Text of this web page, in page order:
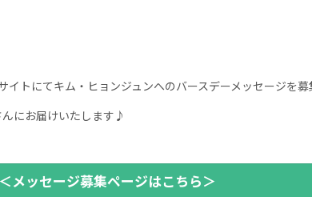
トにてキム・ヒョンジュンへのバースデーメッセージを募
にお届けいたします♪
＜メッセージ募集ページはこちら＞